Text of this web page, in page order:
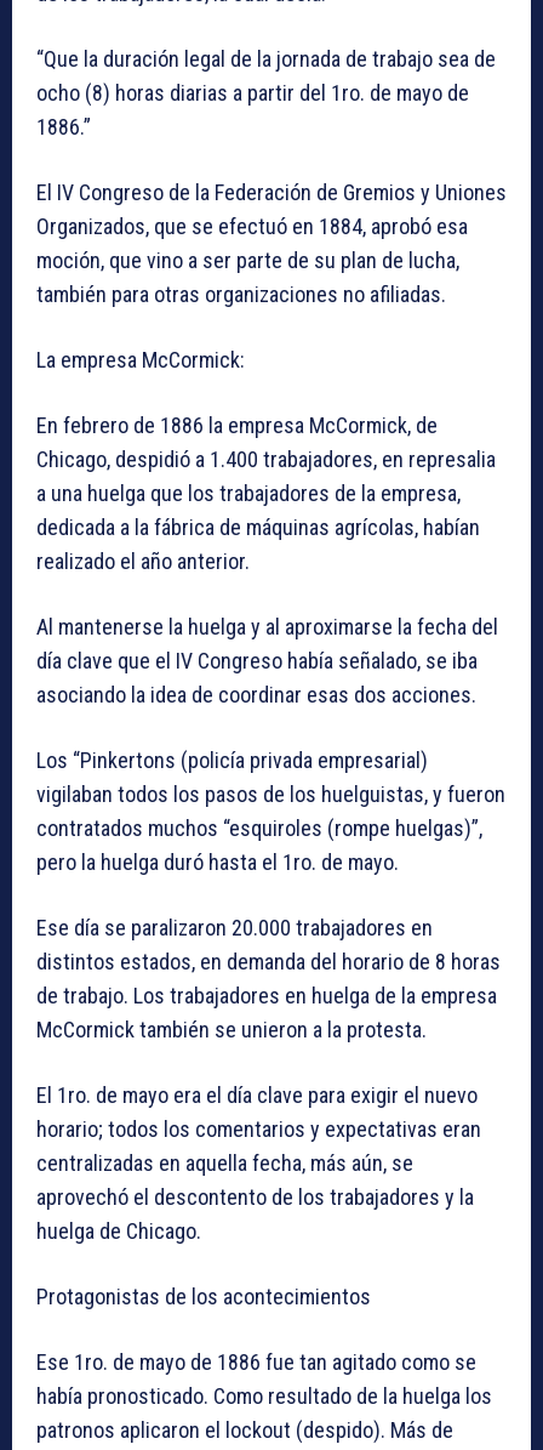
“Que la duración legal de la jornada de trabajo sea de
ocho (8) horas diarias a partir del 1ro. de mayo de
1886.”
El IV Congreso de la Federación de Gremios y Uniones
Organizados, que se efectuó en 1884, aprobó esa
moción, que vino a ser parte de su plan de lucha,
también para otras organizaciones no afiliadas.
La empresa McCormick:
En febrero de 1886 la empresa McCormick, de
Chicago, despidió a 1.400 trabajadores, en represalia
a una huelga que los trabajadores de la empresa,
dedicada a la fábrica de máquinas agrícolas, habían
realizado el año anterior.
Al mantenerse la huelga y al aproximarse la fecha del
día clave que el IV Congreso había señalado, se iba
asociando la idea de coordinar esas dos acciones.
Los “Pinkertons (policía privada empresarial)
vigilaban todos los pasos de los huelguistas, y fueron
contratados muchos “esquiroles (rompe huelgas)”,
pero la huelga duró hasta el 1ro. de mayo.
Ese día se paralizaron 20.000 trabajadores en
distintos estados, en demanda del horario de 8 horas
de trabajo. Los trabajadores en huelga de la empresa
McCormick también se unieron a la protesta.
El 1ro. de mayo era el día clave para exigir el nuevo
horario; todos los comentarios y expectativas eran
centralizadas en aquella fecha, más aún, se
aprovechó el descontento de los trabajadores y la
huelga de Chicago.
Protagonistas de los acontecimientos
Ese 1ro. de mayo de 1886 fue tan agitado como se
había pronosticado. Como resultado de la huelga los
patronos aplicaron el lockout (despido). Más de